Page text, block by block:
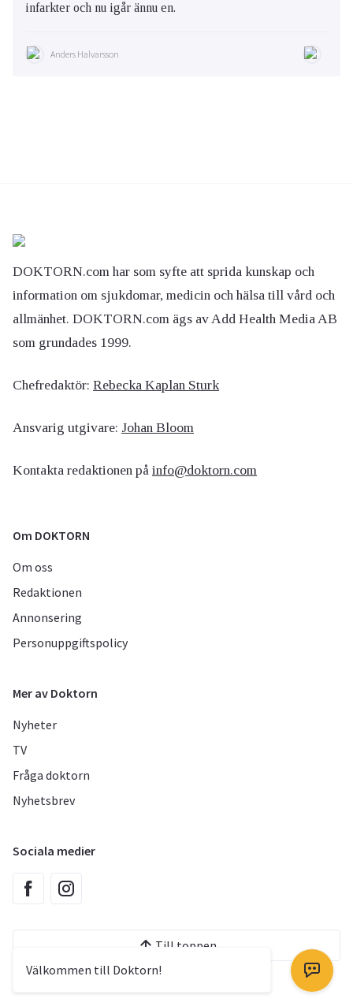
infarkter och nu igår ännu en.
Anders Halvarsson
Välkommen till Doktorn!
DOKTORN.com har som syfte att sprida kunskap och
information om sjukdomar, medicin och hälsa till vård och
allmänhet. DOKTORN.com ägs av Add Health Media AB
som grundades 1999.
Chefredaktör: Rebecka Kaplan Sturk
Ansvarig utgivare: Johan Bloom
Kontakta redaktionen på info@doktorn.com
Om DOKTORN
Om oss
Redaktionen
Annonsering
Personuppgiftspolicy
Mer av Doktorn
Nyheter
TV
Fråga doktorn
Nyhetsbrev
Sociala medier
Till toppen